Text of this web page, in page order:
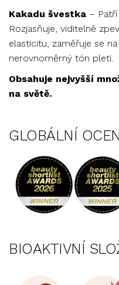
Kakadu švestka –
Rozjasňuje, viditelně
elasticitu, zaměřuje se
nerovnoměrný tón pleti.
Obsahuje nejvyšší
na světě.
GLOBÁLNÍ
BIOAKTIVNÍ